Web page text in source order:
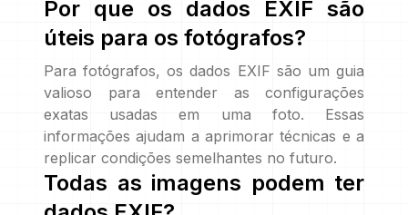
Por que os dados EXIF são
úteis para os fotógrafos?
Para fotógrafos, os dados EXIF são um guia
valioso para entender as configurações
exatas usadas em uma foto. Essas
informações ajudam a aprimorar técnicas e a
replicar condições semelhantes no futuro.
Todas as imagens podem ter